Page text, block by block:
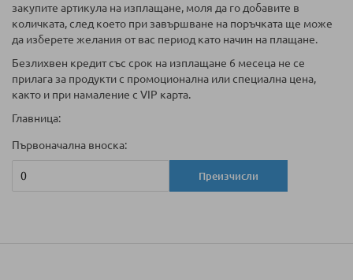
закупите артикула на изплащане, моля да го добавите в
количката, след което при завършване на поръчката ще може
да изберете желания от вас период като начин на плащане.
Безлихвен кредит със срок на изплащане 6 месеца не се
прилага за продукти с промоционална или специална цена,
както и при намаление с VIP карта.
Главница:
Първоначална вноска:
Преизчисли